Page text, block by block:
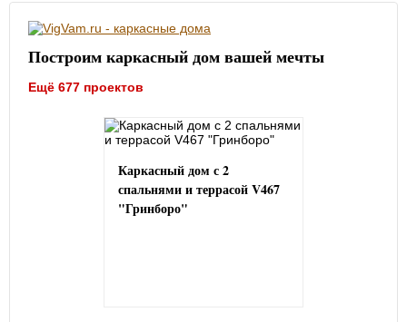
Построим каркасный дом вашей мечты
Ещё 677 проектов
Каркасный дом с 2
спальнями и террасой V467
"Гринборо"